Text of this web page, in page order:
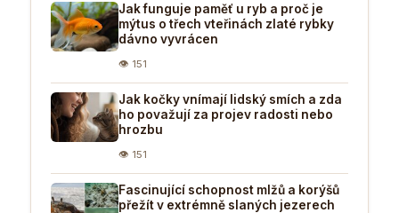
Jak funguje paměť u ryb a proč je
mýtus o třech vteřinách zlaté rybky
dávno vyvrácen
👁 151
Jak kočky vnímají lidský smích a zda
ho považují za projev radosti nebo
hrozbu
👁 151
Fascinující schopnost mlžů a korýšů
přežít v extrémně slaných jezerech